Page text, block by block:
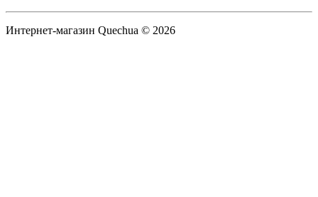
Интернет-магазин Quechua © 2026